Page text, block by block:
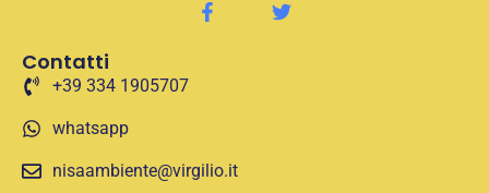
Contatti
+39 334 1905707
whatsapp
nisaambiente@virgilio.it